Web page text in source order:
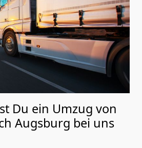
Du ein Umzug von
Augsburg bei uns